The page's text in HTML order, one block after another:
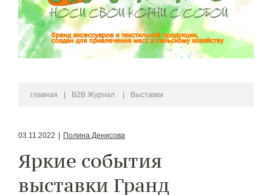
главная B2B Журнал Выставки
03.11.2022 Полина Денисова
Яркие события
выставки Гранд